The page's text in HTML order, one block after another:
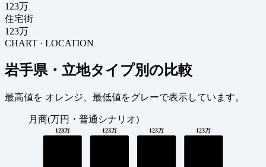
123万
住宅街
123万
CHART · LOCATION
岩手県・立地タイプ別の比較
最高値を オレンジ 、最低値をグレーで表示しています。
月商(万円・普通シナリオ)
123万 123万 123万 123万